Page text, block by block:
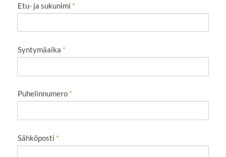
Etu- ja sukunimi *
Syntymäaika *
Puhelinnumero *
Sähköposti *